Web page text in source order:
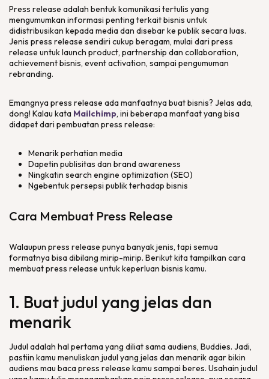
Press release adalah bentuk komunikasi tertulis yang
mengumumkan informasi penting terkait bisnis untuk
didistribusikan kepada media dan disebar ke publik secara luas.
Jenis press release sendiri cukup beragam, mulai dari press
release untuklaunch product, partnership dan collaboration,
achievementbisnis, event activation, sampai pengumuman
rebranding.
Emangnyapress release ada manfaatnya buat bisnis? Jelas ada,
dong! Kalau kata Mailchimp, ini beberapa manfaat yang bisa
didapet dari pembuatan press release:
Menarik perhatian media
Dapetin publisitas dan brand awareness
Ningkatin search engine optimization (SEO)
Ngebentuk persepsi publik terhadap bisnis
Cara Membuat Press Release
Walaupun press release punya banyak jenis, tapi semua
formatnya bisa dibilang mirip-mirip. Berikut kita tampilkan cara
membuatpress release untuk keperluan bisnis kamu.
1. Buat judul yang jelas dan
menarik
Judul adalah hal pertama yang diliat sama audiens, Buddies. Jadi,
pastiin kamu menuliskan judul yang jelas dan menarik agar bikin
audiens mau bacapress release kamu sampai beres. Usahain judul